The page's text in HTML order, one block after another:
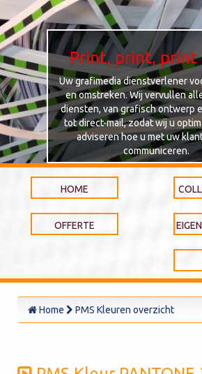
Print, print, print
Uw grafimedia dienstverlener
en omstreken. Wij vervullen
diensten, van grafisch ontwerp
tot direct-mail, zodat wij u
adviseren hoe u met uw
communiceren.
HOME
OFFERTE
Home PMS Kleuren overzicht